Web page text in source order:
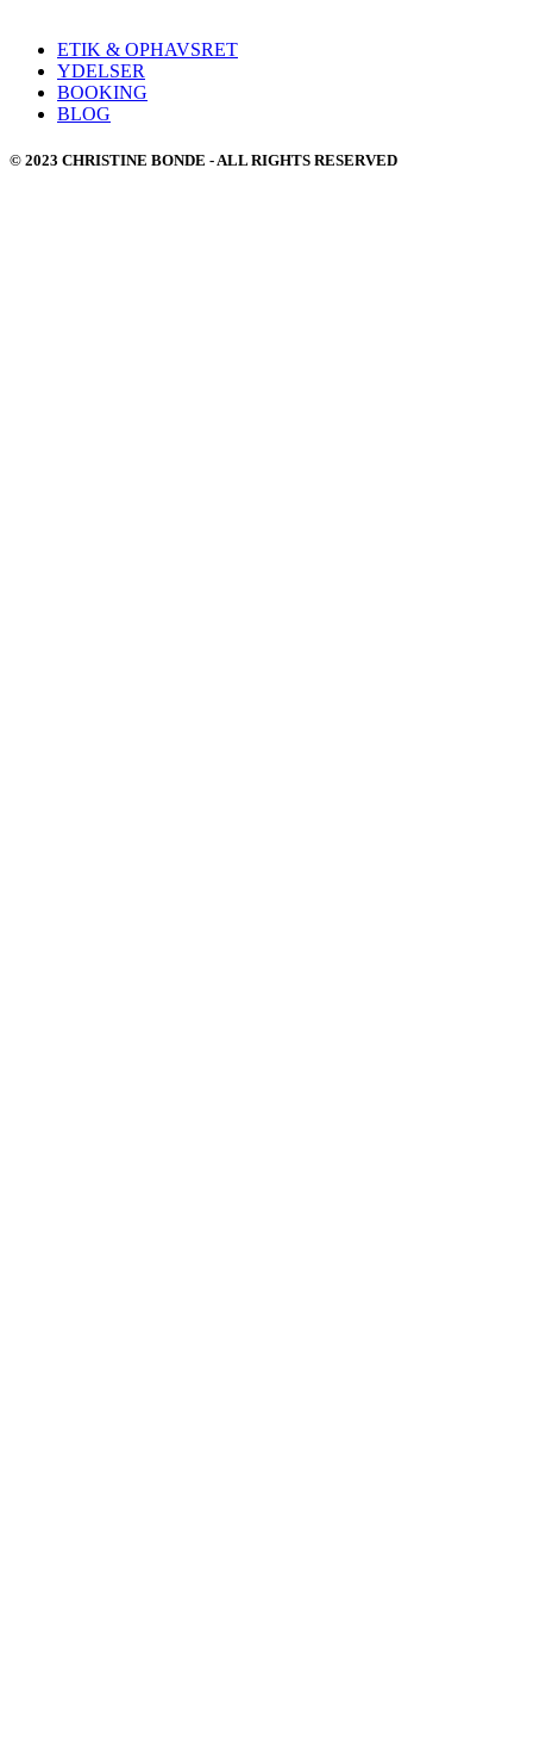
ETIK & OPHAVSRET
YDELSER
BOOKING
BLOG
© 2023 CHRISTINE BONDE - ALL RIGHTS RESERVED